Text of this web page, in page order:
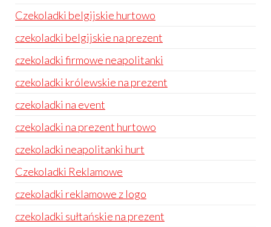
Czekoladki belgijskie hurtowo
czekoladki belgijskie na prezent
czekoladki firmowe neapolitanki
czekoladki królewskie na prezent
czekoladki na event
czekoladki na prezent hurtowo
czekoladki neapolitanki hurt
Czekoladki Reklamowe
czekoladki reklamowe z logo
czekoladki sułtańskie na prezent